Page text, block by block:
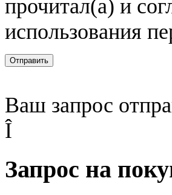
прочитал(а) и
использования
Отправить
Ваш запрос
Î
Запрос на